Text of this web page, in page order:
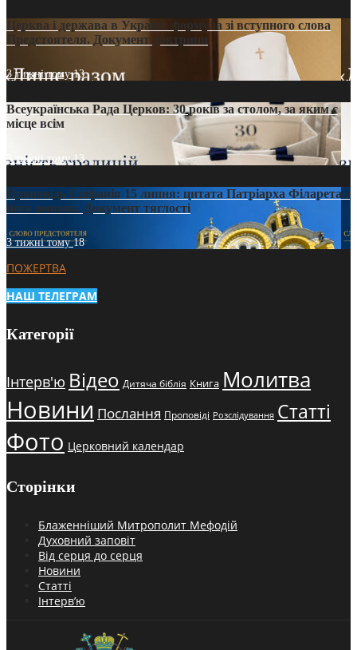
Церква і держава в Україні: формула зі вступного слова
Предстоятеля. Документ доктрини
3 тижні тому13
Всеукраїнська Рада Церков: 30 років за столом, за яким є
місце всім
3 тижні тому13
Проповідь Епіфанія 15 липня: цитата Патріарха Філарета з
його амвона. Документ тяглості
3 тижні тому18
ПОЖЕРТВА
НАШ ТЕЛЕГРАМ
Категорії
Інтерв'ю Відео Дитяча біблія Книга Молитва
Новини Послання Проповіді Розслідування Статті
Фото Церковний календар
Сторінки
Блаженніший Митрополит Мефодій
Духовний заповіт
Від серця до серця
Новини
Статті
Інтерв’ю